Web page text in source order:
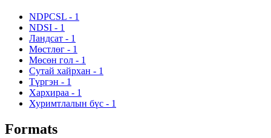
NDPCSL - 1
NDSI - 1
Ландсат - 1
Мөстлөг - 1
Мөсөн гол - 1
Сутай хайрхан - 1
Түргэн - 1
Хархираа - 1
Хуримтлалын бүс - 1
Formats